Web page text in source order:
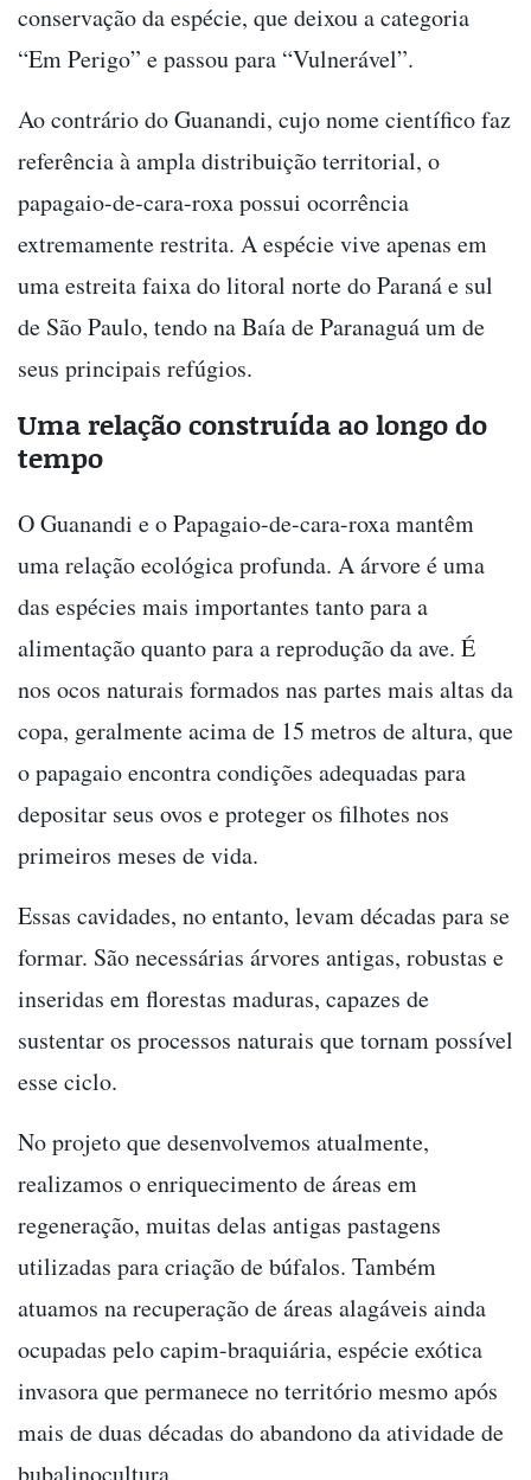
conservação da espécie, que deixou a categoria
“Em Perigo” e passou para “Vulnerável”.
Ao contrário do Guanandi, cujo nome científico faz
referência à ampla distribuição territorial, o
papagaio-de-cara-roxa possui ocorrência
extremamente restrita. A espécie vive apenas em
uma estreita faixa do litoral norte do Paraná e sul
de São Paulo, tendo na Baía de Paranaguá um de
seus principais refúgios.
Uma relação construída ao longo do
tempo
O Guanandi e o Papagaio-de-cara-roxa mantêm
uma relação ecológica profunda. A árvore é uma
das espécies mais importantes tanto para a
alimentação quanto para a reprodução da ave. É
nos ocos naturais formados nas partes mais altas da
copa, geralmente acima de 15 metros de altura, que
o papagaio encontra condições adequadas para
depositar seus ovos e proteger os filhotes nos
primeiros meses de vida.
Essas cavidades, no entanto, levam décadas para se
formar. São necessárias árvores antigas, robustas e
inseridas em florestas maduras, capazes de
sustentar os processos naturais que tornam possível
esse ciclo.
No projeto que desenvolvemos atualmente,
realizamos o enriquecimento de áreas em
regeneração, muitas delas antigas pastagens
utilizadas para criação de búfalos. Também
atuamos na recuperação de áreas alagáveis ainda
ocupadas pelo capim-braquiária, espécie exótica
invasora que permanece no território mesmo após
mais de duas décadas do abandono da atividade de